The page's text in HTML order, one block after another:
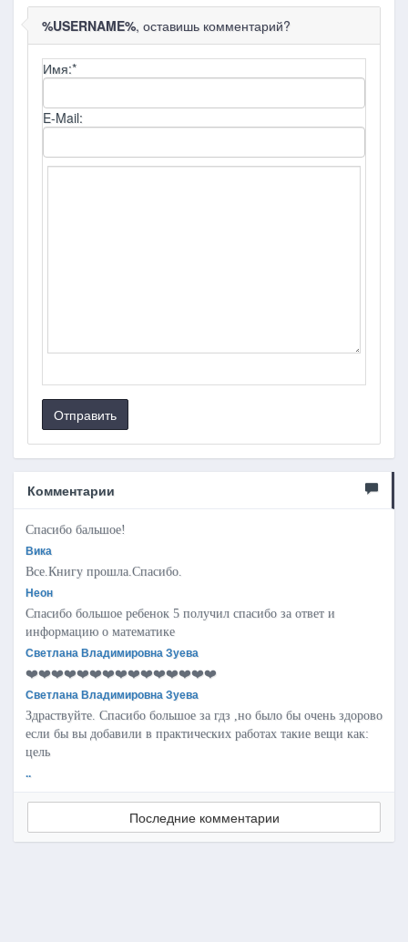
%USERNAME%, оставишь комментарий?
Имя:*
E-Mail:
Отправить
Комментарии
Спасибо бальшое!
Вика
Все.Книгу прошла.Спасибо.
Неон
Спасибо большое ребенок 5 получил спасибо за ответ и
информацию о математике
Светлана Владимировна Зуева
❤️❤️❤️❤️❤️❤️❤️❤️❤️❤️❤️❤️❤️❤️❤️
Светлана Владимировна Зуева
Здраствуйте. Спасибо большое за гдз ,но было бы очень здорово
если бы вы добавили в практических работах такие вещи как:
цель
..
Последние комментарии